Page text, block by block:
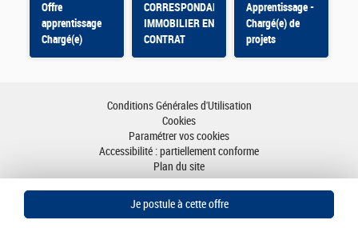
Offre
apprentissage
Chargé(e)
d'appui aux
déontologie F/H
CORRESPONDANT
IMMOBILIER EN
CONTRAT
D'APPRENTISSAGE
Apprentissage -
Chargé(e) de
projets
Conditions Générales d'Utilisation
Cookies
Paramétrer vos cookies
Accessibilité : partiellement conforme
Plan du site
Aller en haut